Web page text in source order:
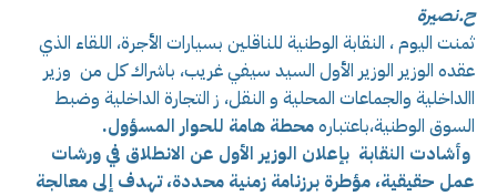
ح.نصيرة
ثمنت اليوم ، النقابة الوطنية للناقلين بسيارات الأجرة، اللقاء الذي
عقده الوزير الوزير الأول السيد سيفي غريب، باشراك كل من وزير
االداخلية والجماعات المحلية و النقل، ز التجارة الداخلية وضبط
السوق الوطنية،باعتبارهمحطة هامة للحوار المسؤول.
وأشادت النقابة بإعلان الوزير الأول عن الانطلاق في ورشات
عمل حقيقية، مؤطرة برزنامة زمنية محددة، تهدف إلى معالجة